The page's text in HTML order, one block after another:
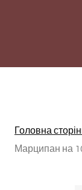
Головна
Марципан на